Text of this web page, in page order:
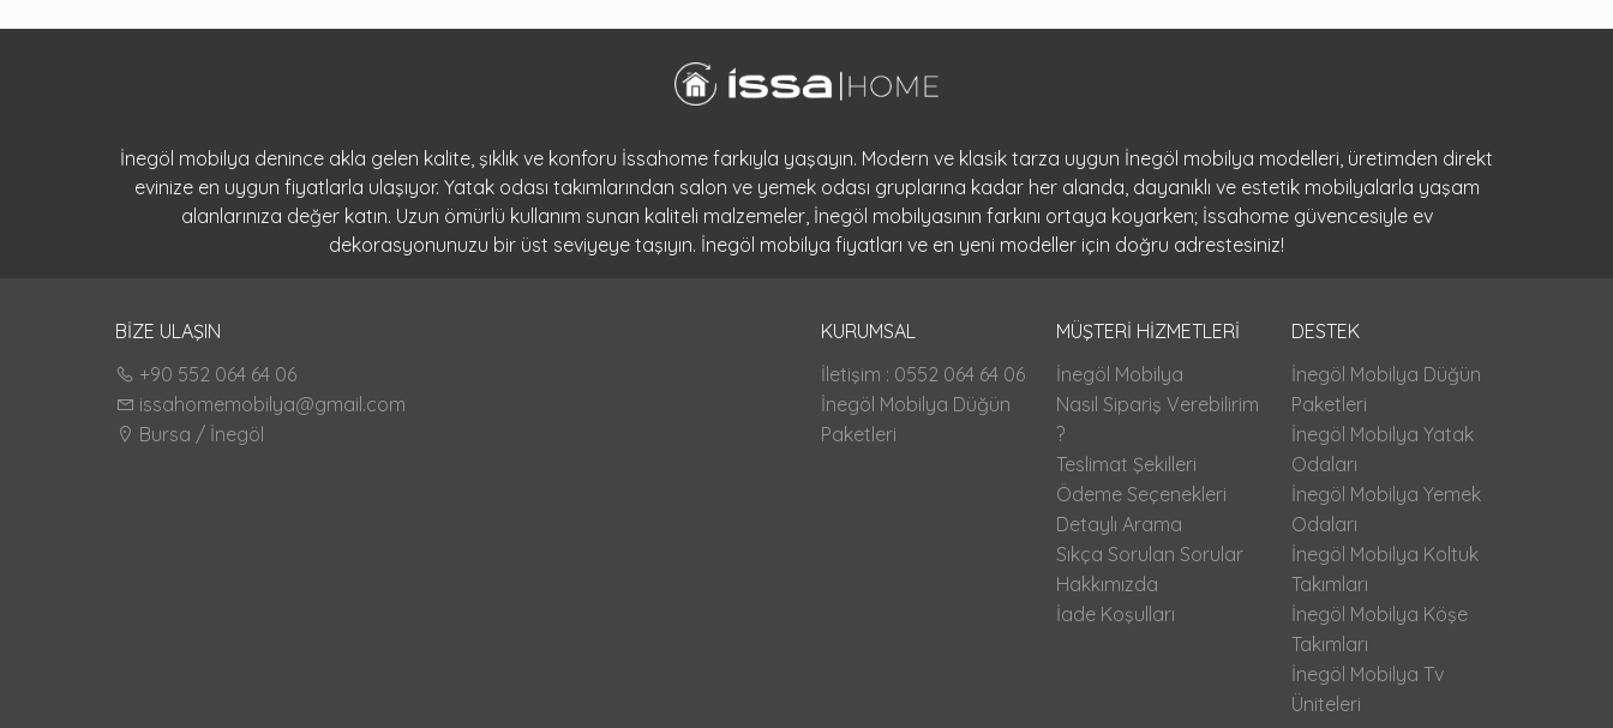
İnegöl mobilya denince akla gelen kalite, şıklık ve konforu İssahome farkıyla yaşayın. Modern ve klasik tarza uygun İnegöl mobilya modelleri, üretimden direkt
evinize en uygun fiyatlarla ulaşıyor. Yatak odası takımlarından salon ve yemek odası gruplarına kadar her alanda, dayanıklı ve estetik mobilyalarla yaşam
alanlarınıza değer katın. Uzun ömürlü kullanım sunan kaliteli malzemeler, İnegöl mobilyasının farkını ortaya koyarken; İssahome güvencesiyle ev
dekorasyonunuzu bir üst seviyeye taşıyın. İnegöl mobilya fiyatları ve en yeni modeller için doğru adrestesiniz!
BİZE ULAŞIN
+90 552 064 64 06
issahomemobilya@gmail.com
Bursa / İnegöl
KURUMSAL
İletişim : 0552 064 64 06
İnegöl Mobilya Düğün
Paketleri
MÜŞTERİ HİZMETLERİ
İnegöl Mobilya
Nasıl Sipariş Verebilirim
?
Teslimat Şekilleri
Ödeme Seçenekleri
Detaylı Arama
Sıkça Sorulan Sorular
Hakkımızda
İade Koşulları
DESTEK
İnegöl Mobilya Düğün
Paketleri
İnegöl Mobilya Yatak
Odaları
İnegöl Mobilya Yemek
Odaları
İnegöl Mobilya Koltuk
Takımları
İnegöl Mobilya Köşe
Takımları
İnegöl Mobilya Tv
Üniteleri